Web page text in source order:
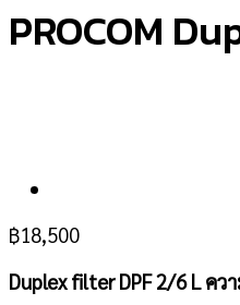
PROCOM
฿18,500
Duplex filter DPF 2/6 L คว